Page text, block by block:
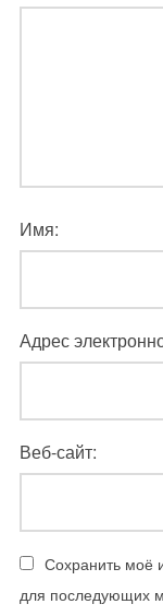
Имя:
Адрес
Веб-сайт:
Сохранить моё
для последующих